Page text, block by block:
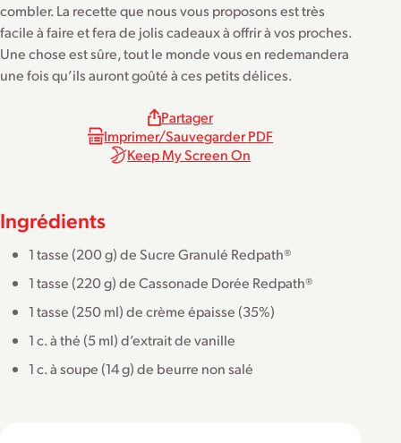
combler. La recette que nous vous proposons est très
facile à faire et fera de jolis cadeaux à offrir à vos proches.
Une chose est sûre, tout le monde vous en redemandera
une fois qu’ils auront goûté à ces petits délices.
Partager
Imprimer/Sauvegarder PDF
Keep My Screen On
Ingrédients
1 tasse (200 g) de Sucre Granulé Redpath®
1 tasse (220 g) de Cassonade Dorée Redpath®
1 tasse (250 ml) de crème épaisse (35%)
1 c. à thé (5 ml) d’extrait de vanille
1 c. à soupe (14 g) de beurre non salé